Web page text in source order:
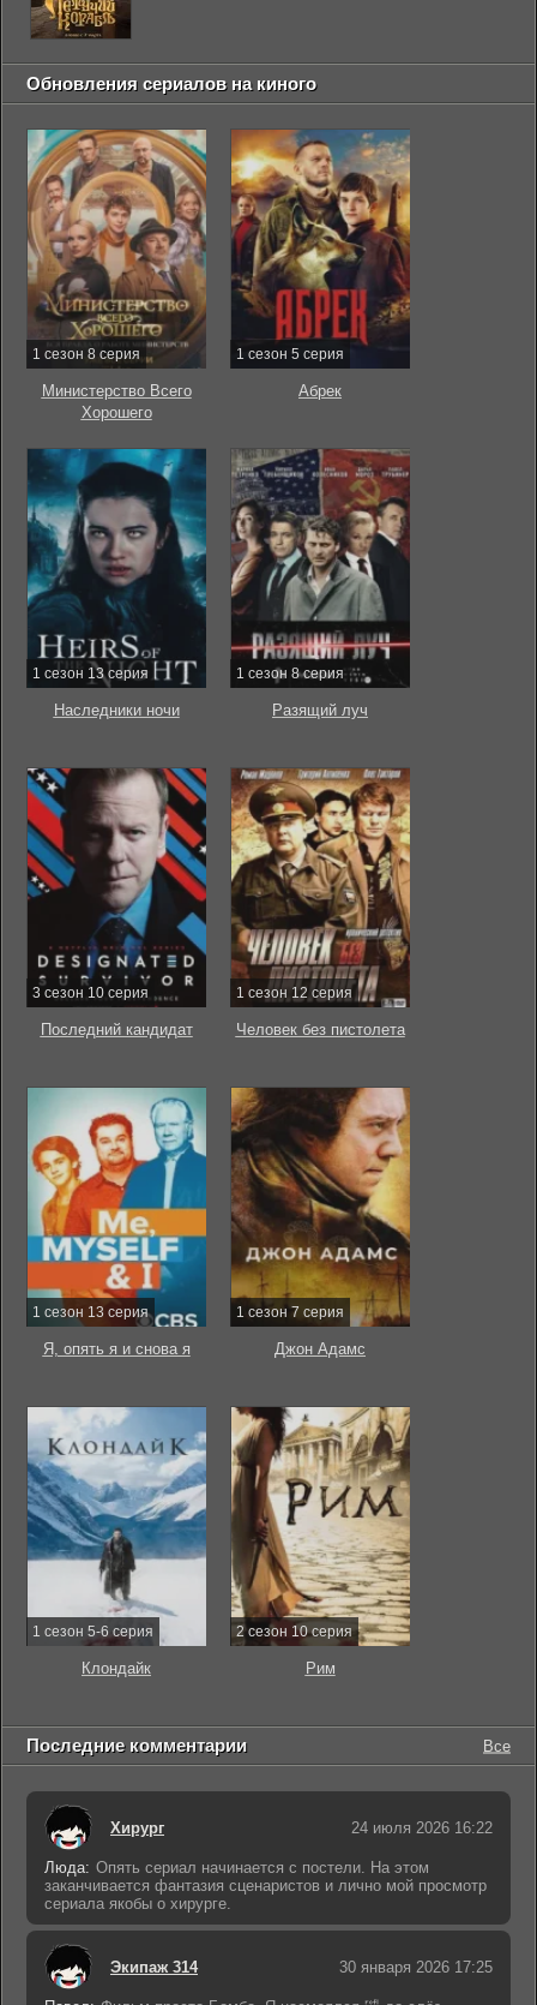
Обновления сериалов на киного
1 сезон 8 серия
Министерство Всего
Хорошего
1 сезон 5 серия
Абрек
1 сезон 13 серия
Наследники ночи
1 сезон 8 серия
Разящий луч
3 сезон 10 серия
Последний кандидат
1 сезон 12 серия
Человек без пистолета
1 сезон 13 серия
Я, опять я и снова я
1 сезон 7 серия
Джон Адамс
1 сезон 5-6 серия
Клондайк
2 сезон 10 серия
Рим
Последние комментарии Все
Хирург 24 июля 2026 16:22
Люда: Опять сериал начинается с постели. На этом
заканчивается фантазия сценаристов и лично мой просмотр
сериала якобы о хирурге.
Экипаж 314 30 января 2026 17:25